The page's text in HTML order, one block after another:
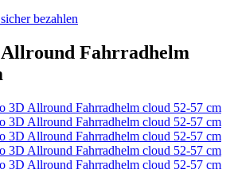
Fahrradhelm